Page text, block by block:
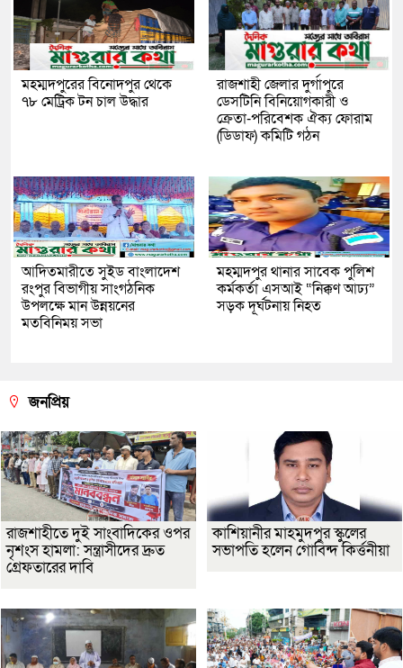
মহম্মদপুরের বিনোদপুর থেকে
৭৮ মেট্রিক টন চাল উদ্ধার
রাজশাহী জেলার দুর্গাপুরে
ডেসটিনি বিনিয়োগকারী ও
ক্রেতা-পরিবেশক ঐক্য ফোরাম
(ডিডাফ) কমিটি গঠন
আদিতমারীতে সুইড বাংলাদেশ
রংপুর বিভাগীয় সাংগঠনিক
উপলক্ষে মান উন্নয়নের
মতবিনিময় সভা
মহম্মদপুর থানার সাবেক পুলিশ
কর্মকর্তা এসআই “নিক্কণ আঢ্য”
সড়ক দূর্ঘটনায় নিহত
জনপ্রিয়
রাজশাহীতে দুই সাংবাদিকের ওপর
নৃশংস হামলা: সন্ত্রাসীদের দ্রুত
গ্রেফতারের দাবি
কাশিয়ানীর মাহমুদপুর স্কুলের
সভাপতি হলেন গোবিন্দ কির্ত্তনীয়া